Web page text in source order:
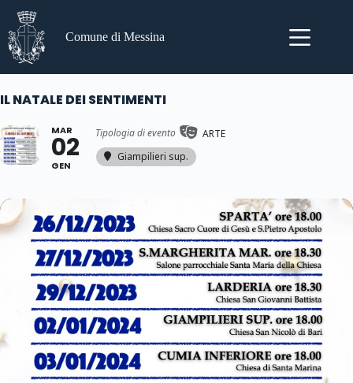
contenuto
Comune di Messina
IL NATALE DEI SENTIMENTI
MAR
02
GEN
Tipologia di evento
ARTE
Giampilieri sup.